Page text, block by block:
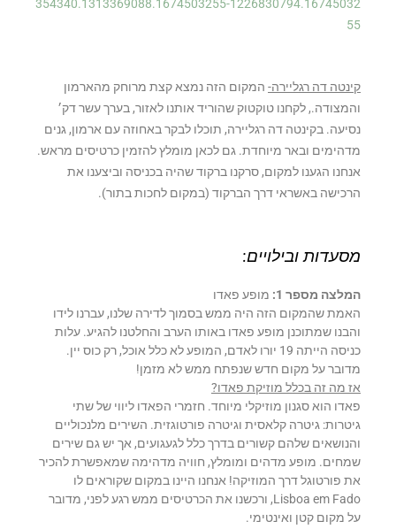
354340.1313369088.1674503255-1226830794.16745032
55
קינטה דה רגליירה- המקום הזה נמצא קצת מרוחק מהארמון
והמצודה., לקחנו טוקטוק שהוריד אותנו לאזור, בערך עשר דק׳
נסיעה. בקינטה דה רגליירה, תוכלו לבקר באחוזה עם ארמון, גנים
מדהימים ובאר מיוחדת. גם לכאן מומלץ להזמין כרטיסים מראש.
אנחנו הגענו למקום, סרקנו ברקוד שהיה בכניסה וביצענו את
הרכישה באשראי דרך הברקוד (במקום לחכות בתור).
מסעדות ובילויים:
המלצה מספר 1:
מופע פאדו
האמת שהמקום הזה היה ממש בסמוך לדירה שלנו, עברנו לידו
והבנו שמתוכנן מופע פאדו באותו הערב והחלטנו להגיע. עלות
כניסה הייתה 19 יורו לאדם, המופע לא כלל אוכל, רק כוס יין.
מדובר על מקום חדש שנפתח ממש לא מזמן!
אז מה זה בכלל מוזיקת פאדו?
פאדו הוא סגנון מוזיקלי מיוחד. חזמרי הפאדו ליווי של שתי
גיטרות: גיטרה קלאסית וגיטרה פורטוגזית. השירים מלנכוליים
והנושאים שלהם קשורים בדרך כלל לגעגועים, אך יש גם שירים
שמחים. מופע מדהים ומומלץ, חוויה מדהימה שמאפשרת להכיר
את פורטוגל דרך המוזיקה! אנחנו היינו במקום שקוראים לו
Lisboa em Fado, ורכשנו את הכרטיסים ממש רגע לפני, מדובר
על מקום קטן ואינטימי.